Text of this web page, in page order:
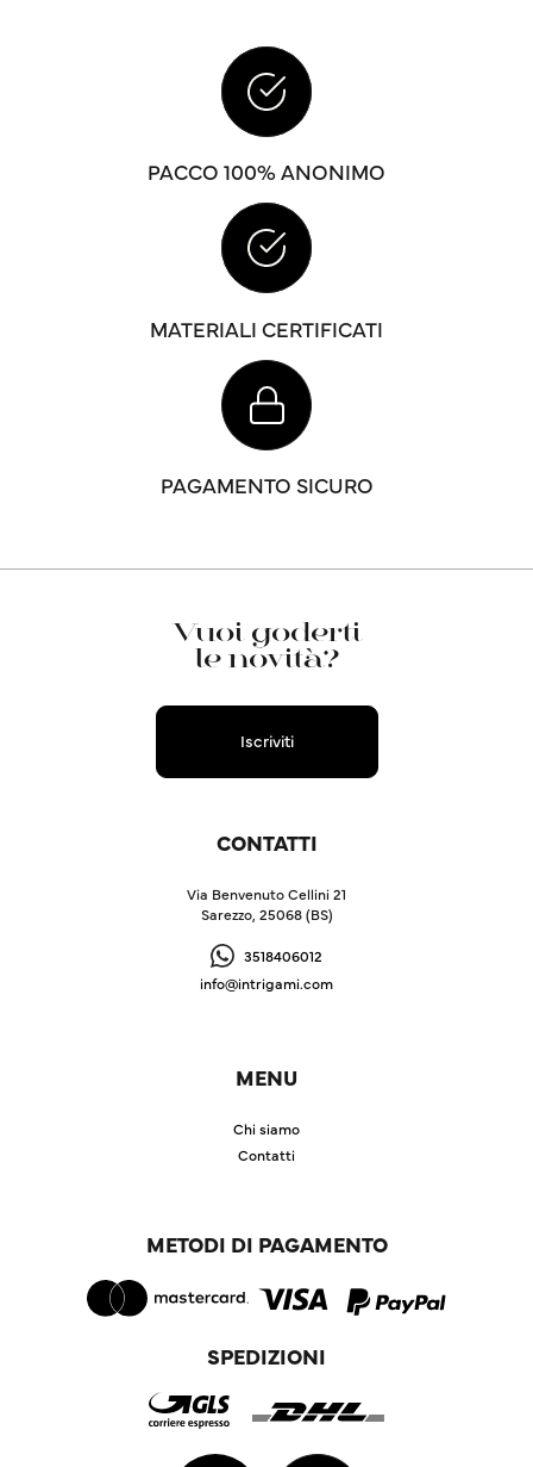
PACCO 100% ANONIMO
MATERIALI CERTIFICATI
PAGAMENTO SICURO
Vuoi goderti
le novità?
Iscriviti
CONTATTI
Via Benvenuto Cellini 21
Sarezzo, 25068 (BS)
3518406012
info@intrigami.com
MENU
Chi siamo
Contatti
METODI DI PAGAMENTO
SPEDIZIONI